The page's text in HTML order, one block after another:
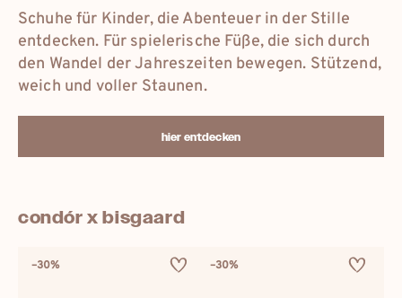
Schuhe für Kinder, die Abenteuer in der Stille
entdecken. Für spielerische Füße, die sich durch
den Wandel der Jahreszeiten bewegen. Stützend,
weich und voller Staunen.
hier entdecken
condór x bisgaard
–30% –30%